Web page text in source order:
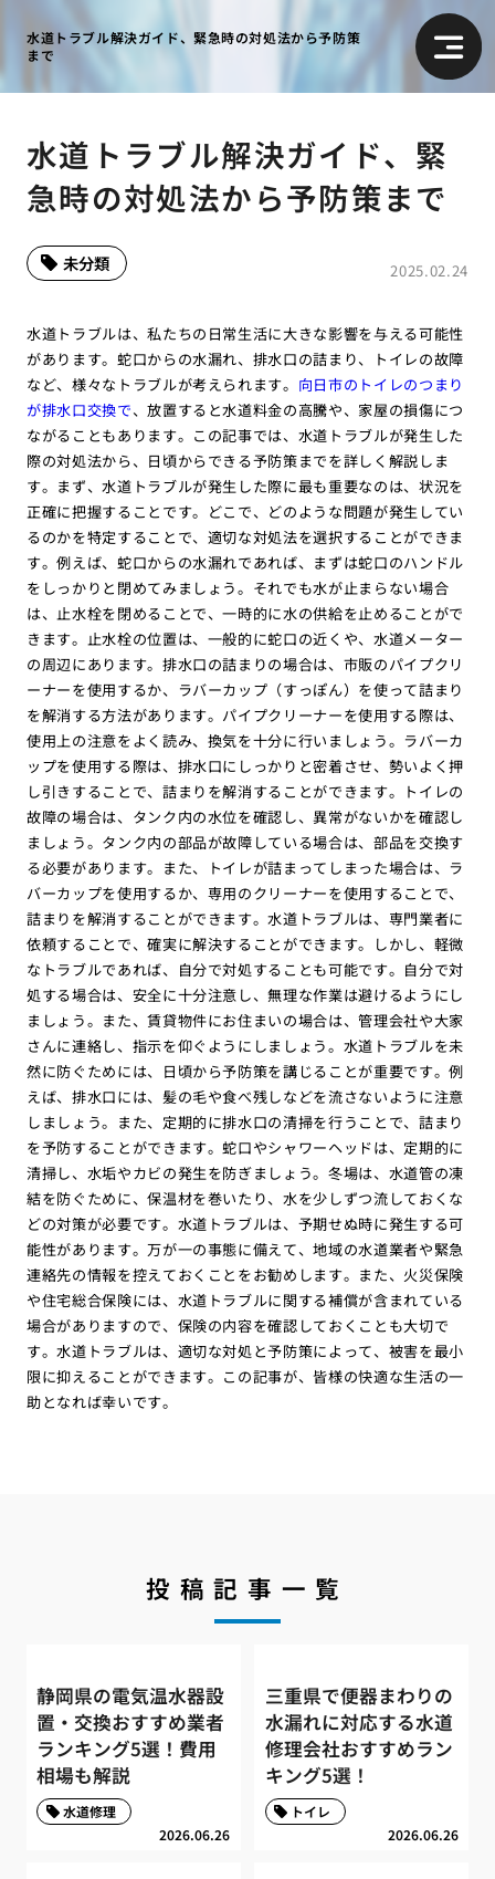
水道トラブル解決ガイド、緊急時の対処法から予防策
まで
水道トラブル解決ガイド、緊
急時の対処法から予防策まで
2025.02.24
未分類
水道トラブルは、私たちの日常生活に大きな影響を与える可能性
があります。蛇口からの水漏れ、排水口の詰まり、トイレの故障
など、様々なトラブルが考えられます。 向日市のトイレのつまり
が排水口交換で、放置すると水道料金の高騰や、家屋の損傷につ
ながることもあります。この記事では、水道トラブルが発生した
際の対処法から、日頃からできる予防策までを詳しく解説しま
す。まず、水道トラブルが発生した際に最も重要なのは、状況を
正確に把握することです。どこで、どのような問題が発生してい
るのかを特定することで、適切な対処法を選択することができま
す。例えば、蛇口からの水漏れであれば、まずは蛇口のハンドル
をしっかりと閉めてみましょう。それでも水が止まらない場合
は、止水栓を閉めることで、一時的に水の供給を止めることがで
きます。止水栓の位置は、一般的に蛇口の近くや、水道メーター
の周辺にあります。排水口の詰まりの場合は、市販のパイプクリ
ーナーを使用するか、ラバーカップ（すっぽん）を使って詰まり
を解消する方法があります。パイプクリーナーを使用する際は、
使用上の注意をよく読み、換気を十分に行いましょう。ラバーカ
ップを使用する際は、排水口にしっかりと密着させ、勢いよく押
し引きすることで、詰まりを解消することができます。トイレの
故障の場合は、タンク内の水位を確認し、異常がないかを確認し
ましょう。タンク内の部品が故障している場合は、部品を交換す
る必要があります。また、トイレが詰まってしまった場合は、ラ
バーカップを使用するか、専用のクリーナーを使用することで、
詰まりを解消することができます。水道トラブルは、専門業者に
依頼することで、確実に解決することができます。しかし、軽微
なトラブルであれば、自分で対処することも可能です。自分で対
処する場合は、安全に十分注意し、無理な作業は避けるようにし
ましょう。また、賃貸物件にお住まいの場合は、管理会社や大家
さんに連絡し、指示を仰ぐようにしましょう。水道トラブルを未
然に防ぐためには、日頃から予防策を講じることが重要です。例
えば、排水口には、髪の毛や食べ残しなどを流さないように注意
しましょう。また、定期的に排水口の清掃を行うことで、詰まり
を予防することができます。蛇口やシャワーヘッドは、定期的に
清掃し、水垢やカビの発生を防ぎましょう。冬場は、水道管の凍
結を防ぐために、保温材を巻いたり、水を少しずつ流しておくな
どの対策が必要です。水道トラブルは、予期せぬ時に発生する可
能性があります。万が一の事態に備えて、地域の水道業者や緊急
連絡先の情報を控えておくことをお勧めします。また、火災保険
や住宅総合保険には、水道トラブルに関する補償が含まれている
場合がありますので、保険の内容を確認しておくことも大切で
す。水道トラブルは、適切な対処と予防策によって、被害を最小
限に抑えることができます。この記事が、皆様の快適な生活の一
助となれば幸いです。
投稿記事一覧
静岡県の電気温水器設
置・交換おすすめ業者
ランキング5選！費用
相場も解説
2026.06.26
水道修理
三重県で便器まわりの
水漏れに対応する水道
修理会社おすすめラン
キング5選！
2026.06.26
トイレ